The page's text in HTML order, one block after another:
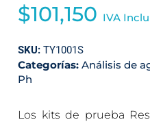
$101,150 IVA
SKU: TY1001S
Categorías: Análisis de
Ph
Los kits de prueba